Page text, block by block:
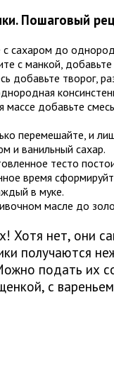
Пошаговый
с сахаром до
с манкой,
добавьте творог,
массе добавьте
перемешайте, и
и ванильный сахар.
тесто
время
в муке.
масле до
Хотя нет, они
получаются
подать их
с